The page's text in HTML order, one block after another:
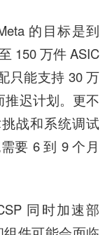
的目标是到
150 万件 ASIC
只能支持 30 万
推迟计划。更不
战和系统调试
要 6 到 9 个月
同时加速部